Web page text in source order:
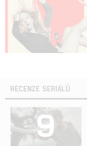
RECENZE SERIÁLŮ
9